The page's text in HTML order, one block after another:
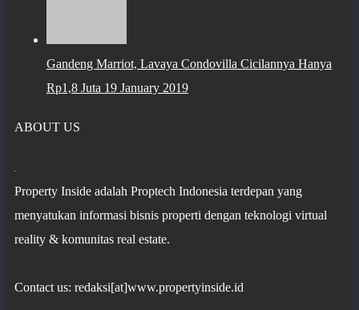
Gandeng Marriot, Lavaya Condovilla Cicilannya Hanya
Rp1,8 Juta 19 January 2019
ABOUT US
Property Inside adalah Proptech Indonesia terdepan yang
menyatukan informasi bisnis properti dengan teknologi virtual
reality & komunitas real estate.
Contact us: redaksi[at]www.propertyinside.id